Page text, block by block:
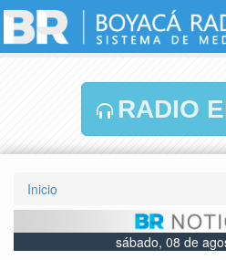
RADIO
Inicio
sábado, 08 de